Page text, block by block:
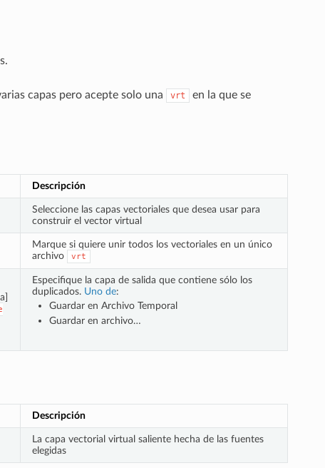
capas pero acepte solo una vrt
en la que se
Descripción
Seleccione las capas vectoriales que desea usar para
construir el vector virtual
Marque si quiere unir todos los vectoriales en un único
archivo
vrt
Especifique la capa de salida que contiene sólo los
duplicados. Uno de:
Guardar en Archivo Temporal
Guardar en archivo…
Descripción
La capa vectorial virtual saliente hecha de las fuentes
elegidas